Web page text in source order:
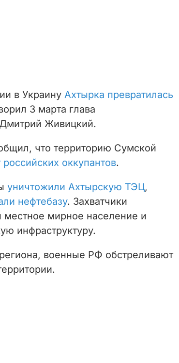
в Украину Ахтырка превратилась
3 марта глава
Живицкий.
что территорию Сумской
оккупантов.
уничтожили Ахтырскую ТЭЦ,
нефтебазу. Захватчики
местное мирное население и
инфраструктуру.
военные РФ обстреливают